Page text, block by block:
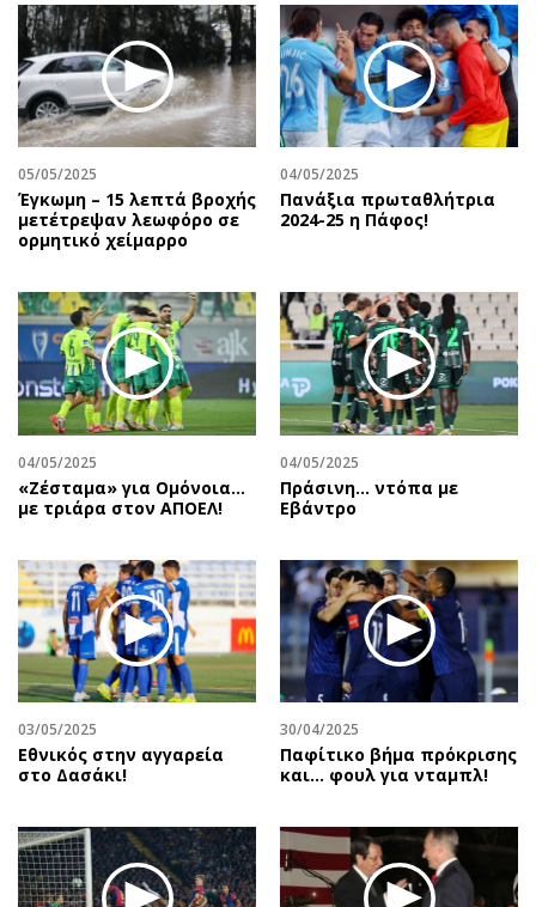
05/05/2025
Έγκωμη – 15 λεπτά βροχής
μετέτρεψαν λεωφόρο σε
ορμητικό χείμαρρο
04/05/2025
Πανάξια πρωταθλήτρια
2024-25 η Πάφος!
04/05/2025
«Ζέσταμα» για Ομόνοια…
με τριάρα στον ΑΠΟΕΛ!
04/05/2025
Πράσινη... ντόπα με
Εβάντρο
03/05/2025
Εθνικός στην αγγαρεία
στο Δασάκι!
30/04/2025
Παφίτικο βήμα πρόκρισης
και… φουλ για νταμπλ!